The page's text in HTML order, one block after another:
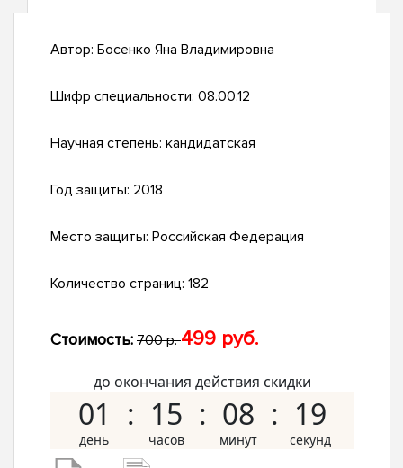
Автор: Босенко Яна Владимировна
Шифр специальности: 08.00.12
Научная степень: кандидатская
Год защиты: 2018
Место защиты: Российская Федерация
Количество страниц: 182
Стоимость: 700 р.499 руб.
до окончания действия скидки
01 15 08 18